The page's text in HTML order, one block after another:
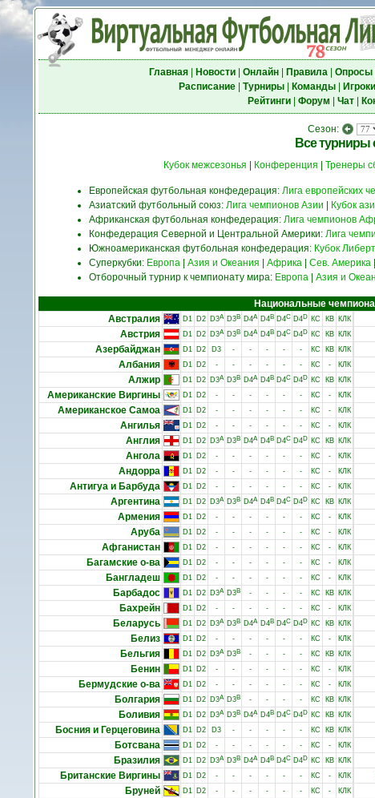
Главная| Новости| Онлайн| Правила| Опросы|
Расписание| Турниры| Команды| Игроки
Рейтинги| Форум Чат|
Сезон:
Все турниры
Кубок межсезонья Конференция Тренеры
Европейская футбольная конфедерация: Лига европейских
Азиатский футбольный союз: Лига чемпионов Азии
Кубок
Африканская футбольная конфедерация: Лига чемпионов
Конфедерация Северной и Центральной Америки: Лига
Южноамериканская футбольная конфедерация: Кубок
Суперкубки: Европа| Азия и Океания Африка| Сев. Америка|
Отборочный турнир к чемпионату мира: Европа| Азия и
Национальные
Австралия
D1 D2 D3A D3B D4A D4B D4C D4D КС КВ КЛК
Австрия D1 D2 D3A D3B D4A D4B D4C D4D КС КВ КЛК
Азербайджан D1 D2 D3 - - - - - КС КВ КЛК
Албания D1 D2 - - - - - - КС - КЛК
Алжир D1 D2 D3A D3B D4A D4B D4C D4D КС КВ КЛК
Американские Виргины D1 D2 - - - - - - КС - КЛК
Американское Самоа D1 D2 - - - - - - КС - КЛК
Ангилья D1 D2 - - - - - - КС - КЛК
Англия D1 D2 D3A D3B D4A D4B D4C D4D КС КВ КЛК
Ангола D1 D2 - - - - - - КС - КЛК
Андорра D1 D2 - - - - - - КС - КЛК
Антигуа и Барбуда D1 D2 - - - - - - КС - КЛК
Аргентина D1 D2 D3A D3B D4A D4B D4C D4D КС КВ КЛК
Армения D1 D2 - - - - - - КС - КЛК
Аруба D1 D2 - - - - - - КС - КЛК
Афганистан D1 D2 - - - - - - КС - КЛК
Багамские о-ва D1 D2 - - - - - - КС - КЛК
Бангладеш D1 D2 - - - - - - КС - КЛК
Барбадос D1 D2 D3A D3B - - - - КС КВ КЛК
Бахрейн D1 D2 - - - - - - КС - КЛК
Беларусь D1 D2 D3A D3B D4A D4B D4C D4D КС КВ КЛК
Белиз D1 D2 - - - - - - КС - КЛК
Бельгия D1 D2 D3A D3B - - - - КС КВ КЛК
Бенин D1 D2 - - - - - - КС - КЛК
Бермудские о-ва D1 D2 - - - - - - КС - КЛК
Болгария D1 D2 D3A D3B - - - - КС КВ КЛК
Боливия D1 D2 D3A D3B D4A D4B D4C D4D КС КВ КЛК
Босния и Герцеговина D1 D2 D3 - - - - - КС КВ КЛК
Ботсвана D1 D2 - - - - - - КС - КЛК
Бразилия D1 D2 D3A D3B D4A D4B D4C D4D КС КВ КЛК
Британские Виргины D1 D2 - - - - - - КС - КЛК
Бруней D1 D2 - - - - - - КС - КЛК